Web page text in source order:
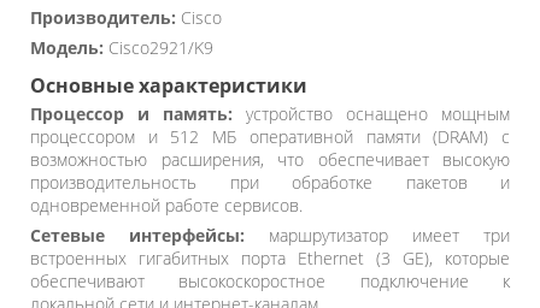
Производитель: Cisco
Модель: Cisco2921/K9
Основные характеристики
Процессор и память: устройство оснащено мощным
процессором и 512 МБ оперативной памяти (DRAM) с
возможностью расширения, что обеспечивает высокую
производительность при обработке пакетов и
одновременной работе сервисов.
Сетевые интерфейсы: маршрутизатор имеет три
встроенных гигабитных порта Ethernet (3 GE), которые
обеспечивают высокоскоростное подключение к